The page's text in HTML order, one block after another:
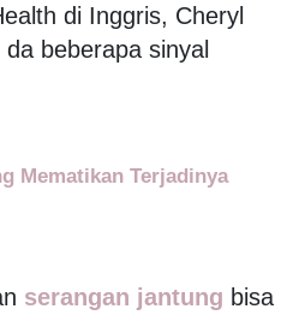
di Inggris, Cheryl
beberapa sinyal
Mematikan Terjadinya
serangan jantung bisa